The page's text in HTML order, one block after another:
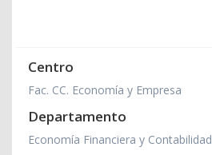
Centro
Fac. CC. Economía y Empresa
Departamento
Economía Financiera y Contabilidad